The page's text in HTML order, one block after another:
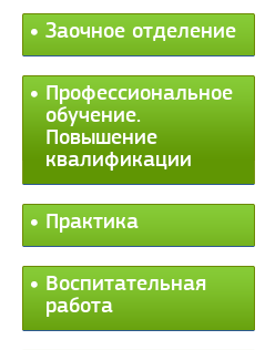
Заочное отделение
Профессиональное
обучение.
Повышение
квалификации
Практика
Воспитательная
работа